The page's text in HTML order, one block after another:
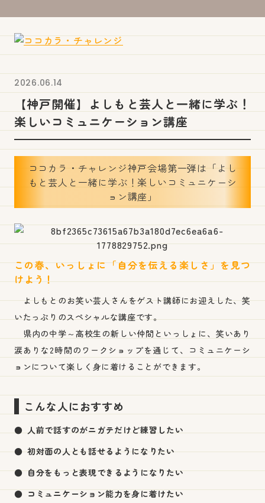
2026.06.14
【神戸開催】よしもと芸人と一緒に学ぶ！
楽しいコミュニケーション講座
ココカラ・チャレンジ神戸会場第一弾は「よし
もと芸人と一緒に学ぶ！楽しいコミュニケーシ
ョン講座」
この春、いっしょに「自分を伝える楽しさ」を見つ
けよう！
よしもとのお笑い芸人さんをゲスト講師にお迎えした、笑
いたっぷりのスペシャルな講座です。
県内の中学～高校生の新しい仲間といっしょに、笑いあり
涙ありな2時間のワークショップを通じて、 コミュニケーシ
ョンについて楽しく身に着けることができます。
こんな人におすすめ
人前で話すのがニガテだけど練習したい
初対面の人とも話せるようになりたい
自分をもっと表現できるようになりたい
コミュニケーション能力を身に着けたい